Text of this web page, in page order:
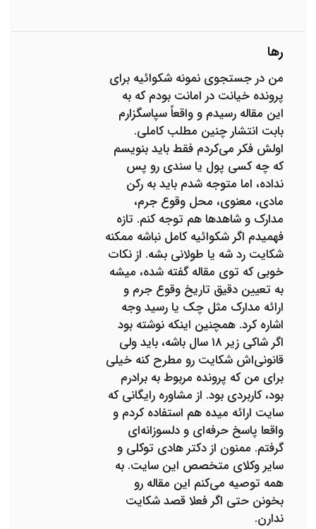
رها
من در جستجوی نمونه شکوائیه برای
پرونده خیانت در امانت بودم که به
این مقاله رسیدم و واقعاً سپاسگزارم
بابت انتشار چنین مطلب کاملی.
اولش فکر می‌کردم فقط باید بنویسم
که چه کسی پول یا سندی رو پس
نداده، اما متوجه شدم باید به رکن
مادی، معنوی، محل وقوع جرم،
مدارک و شاهدها هم توجه کنم. تازه
فهمیدم اگر شکوائیه کامل نباشه ممکنه
شکایت رد شه یا طولانی بشه. از نکات
خوبی که توی مقاله گفته شده، میشه
به تعیین دقیق تاریخ وقوع جرم و
ارائه مدارک مثل چک یا رسید وجه
اشاره کرد. همچنین اینکه نوشته بود
اگر شاکی زیر ۱۸ سال باشه، باید ولی
قانونی‌اش شکایت رو مطرح کنه خیلی
برای من که پرونده مربوط به برادرم
بود، کاربردی بود. از مشاوره رایگانی که
سایت ارائه میده هم استفاده کردم و
واقعا پاسخ حرفه‌ای و دلسوزانه‌ای
گرفتم. ممنون از دکتر هادی توکلی و
سایر وکلای متخصص این سایت. به
همه توصیه می‌کنم این مقاله رو
بخونن حتی اگر فعلا قصد شکایت
ندارن.